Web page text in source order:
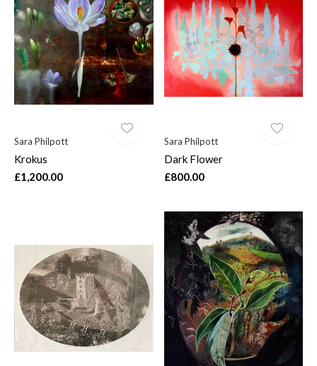
Sara Philpott
Krokus
£1,200.00
Sara Philpott
Dark Flower
£800.00